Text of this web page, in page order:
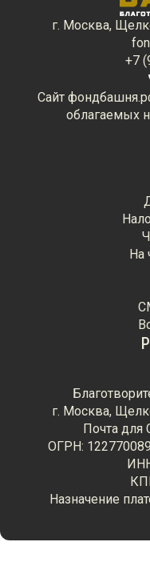
На
г. Москва,
+7
Сайт
облагаемых
г. Москва,
Почта для
ОГРН:
Назначение